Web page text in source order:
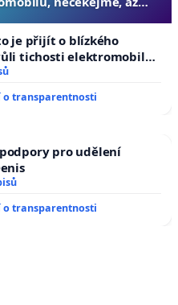
auta!
je přijít o blízkého
tichosti elektromobilů,
až přibydou další,
auta!
o transparentnosti
pro udělení
o transparentnosti